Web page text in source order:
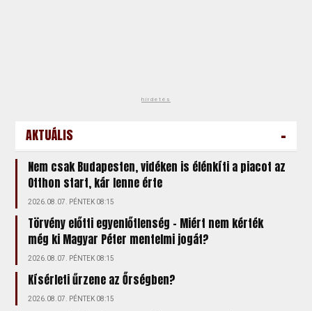
hirdetés
AKTUÁLIS -
Nem csak Budapesten, vidéken is élénkíti a piacot az
Otthon start, kár lenne érte
2026.08.07. PÉNTEK 08:15
Törvény előtti egyenlőtlenség – Miért nem kérték
még ki Magyar Péter mentelmi jogát?
2026.08.07. PÉNTEK 08:15
Kísérleti űrzene az Őrségben?
2026.08.07. PÉNTEK 08:15